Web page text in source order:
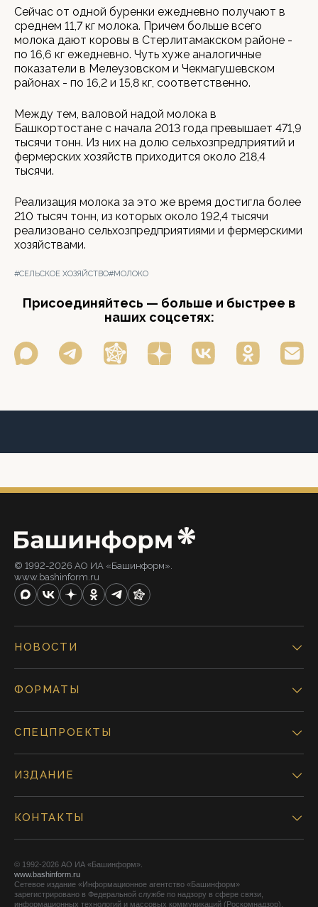
Сейчас от одной буренки ежедневно получают в
среднем 11,7 кг молока. Причем больше всего
молока дают коровы в Стерлитамакском районе -
по 16,6 кг ежедневно. Чуть хуже аналогичные
показатели в Мелеузовском и Чекмагушевском
районах - по 16,2 и 15,8 кг, соответственно.
Между тем, валовой надой молока в
Башкортостане с начала 2013 года превышает 471,9
тысячи тонн. Из них на долю сельхозпредприятий и
фермерских хозяйств приходится около 218,4
тысячи.
Реализация молока за это же время достигла более
210 тысяч тонн, из которых около 192,4 тысячи
реализовано сельхозпредприятиями и фермерскими
хозяйствами.
#СЕЛЬСКОЕ ХОЗЯЙСТВО#МОЛОКО
Присоединяйтесь — больше и быстрее в
наших соцсетях:
© 1992-2026 АО ИА «Башинформ».
www.bashinform.ru
НОВОСТИ
ФОРМАТЫ
СПЕЦПРОЕКТЫ
ИЗДАНИЕ
КОНТАКТЫ
© 1992-2026 АО ИА «Башинформ».
www.bashinform.ru
Сетевое издание «Информационное агентство «Башинформ»
зарегистрировано в Федеральной службе по надзору в сфере связи,
информационных технологий и массовых коммуникаций (Роскомнадзор),